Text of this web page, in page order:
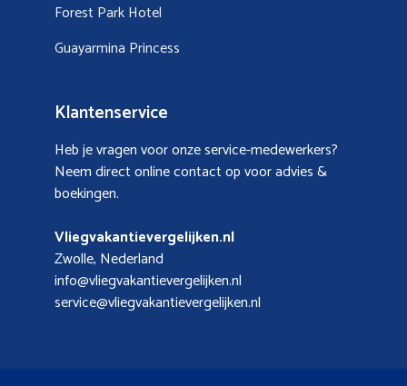
Forest Park Hotel
Guayarmina Princess
Klantenservice
Heb je vragen voor onze service-medewerkers?
Neem direct online contact op voor advies &
boekingen.
Vliegvakantievergelijken.nl
Zwolle, Nederland
info@vliegvakantievergelijken.nl
service@vliegvakantievergelijken.nl